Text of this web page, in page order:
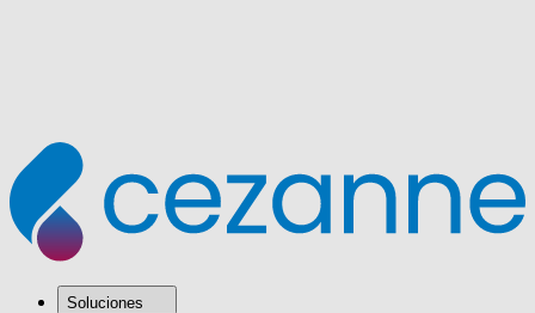
Soluciones